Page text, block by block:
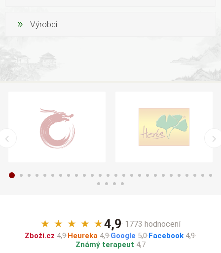
Výrobci
★ ★ ★ ★ ★4,9· 1773 hodnocení
Zboží.cz 4,9·Heureka 4,9·Google 5,0·Facebook 4,9·
Známý terapeut 4,7